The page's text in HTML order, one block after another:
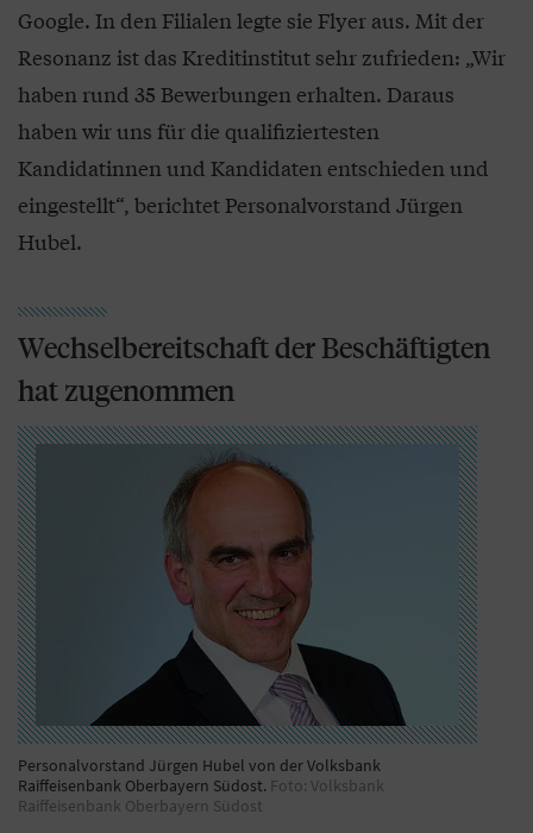
Google. In den Filialen legte sie Flyer aus. Mit der
Resonanz ist das Kreditinstitut sehr zufrieden: „Wir
haben rund 35 Bewerbungen erhalten. Daraus
haben wir uns für die qualifiziertesten
Kandidatinnen und Kandidaten entschieden und
eingestellt“, berichtet Personalvorstand Jürgen
Hubel.
Wechselbereitschaft der Beschäftigten
hat zugenommen
Personalvorstand Jürgen Hubel von der Volksbank
Raiffeisenbank Oberbayern Südost. Foto: Volksbank
Raiffeisenbank Oberbayern Südost